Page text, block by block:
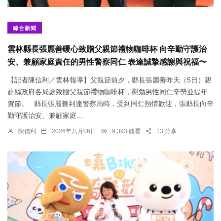
綜合新聞
雲林縣長張麗善暖心致贈父親節禮物咖啡杯 向辛勤守護治
安、兼顧家庭責任的男性警察同仁 表達誠摯感謝與祝福〜
【記者陳信利／雲林報導】父親節前夕，縣長張麗善昨天（5日）親
赴縣政府各局處致贈父親節禮物咖啡杯，慰勉男性同仁辛勞並提年
賀節。 縣長張麗善到達警察局時，受到同仁熱情歡迎，張縣長向辛
勤守護治安、兼顧家庭...
陳信利 2026年八月06日 9,393 觀看 13 分享